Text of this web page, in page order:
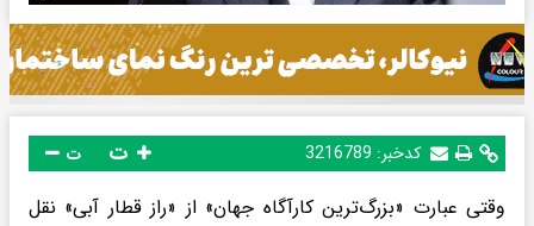
کدخبر: 3216789 ت
وقتی عبارت «بزرگ‌ترین کارآگاه جهان» از «راز قطار آبی» نقل